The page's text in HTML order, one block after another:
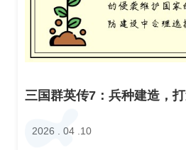
三国群英传7：兵种建造，
2026 . 04 .10